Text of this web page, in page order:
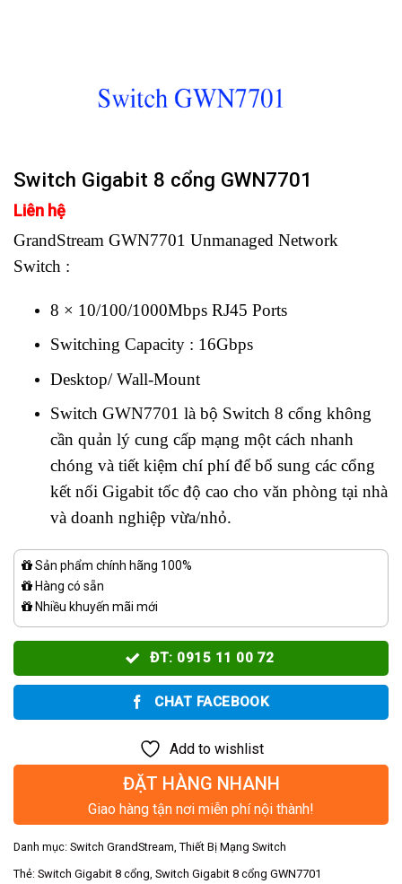
Switch Gigabit 8 cổng GWN7701
Liên hệ
GrandStream GWN7701 Unmanaged Network
Switch :
8 × 10/100/1000Mbps RJ45 Ports
Switching Capacity : 16Gbps
Desktop/ Wall-Mount
Switch GWN7701 là bộ Switch 8 cổng không
cần quản lý cung cấp mạng một cách nhanh
chóng và tiết kiệm chí phí để bổ sung các cổng
kết nối Gigabit tốc độ cao cho văn phòng tại nhà
và doanh nghiệp vừa/nhỏ.
Sản phẩm chính hãng 100%
Hàng có sẵn
Nhiều khuyến mãi mới
ĐT: 0915 11 00 72
CHAT FACEBOOK
Add to wishlist
ĐẶT HÀNG NHANH
Giao hàng tận nơi miễn phí nội thành!
Danh mục: Switch GrandStream, Thiết Bị Mạng Switch
Thẻ: Switch Gigabit 8 cổng, Switch Gigabit 8 cổng GWN7701